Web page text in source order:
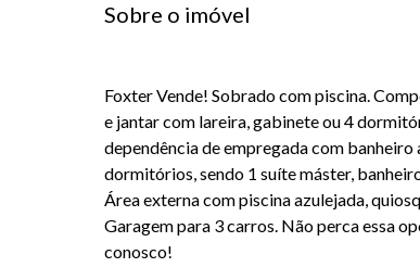
Sobre o imóvel
Foxter Vende! Sobrado com piscina.
e jantar com lareira, gabinete ou 4
dependência de empregada com
dormitórios, sendo 1 suíte máster,
Área externa com piscina azulejada,
Garagem para 3 carros. Não perca essa
conosco!